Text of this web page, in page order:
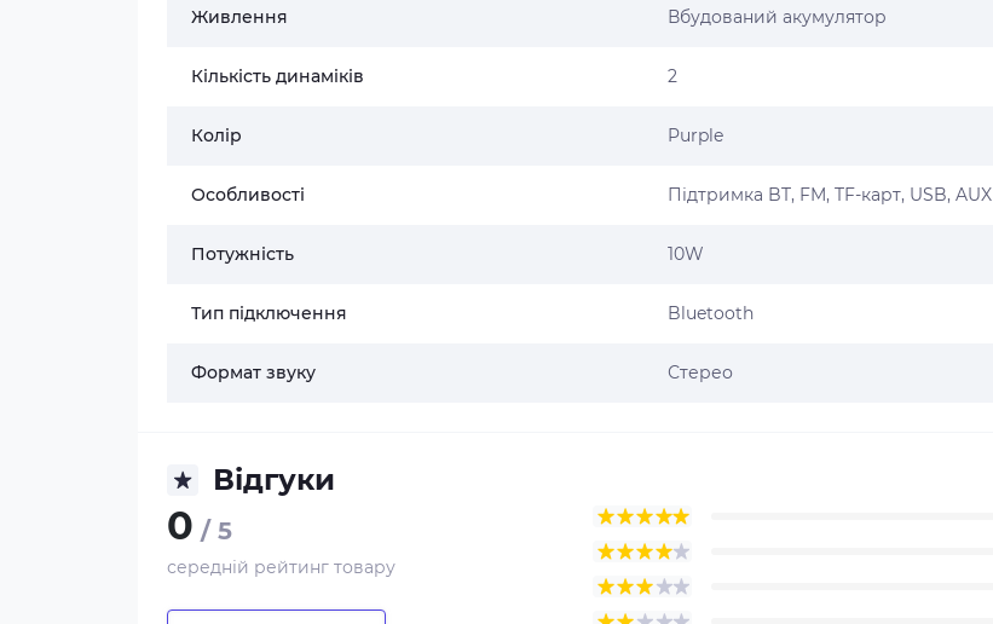
Живлення Вбудований акумулятор
Кількість динаміків 2
Колір Purple
Особливості Підтримка BT, FM, TF-карт, USB, AUX
Потужність 10W
Тип підключення Bluetooth
Формат звуку Стерео
Відгуки
0 / 5
середній рейтинг товару